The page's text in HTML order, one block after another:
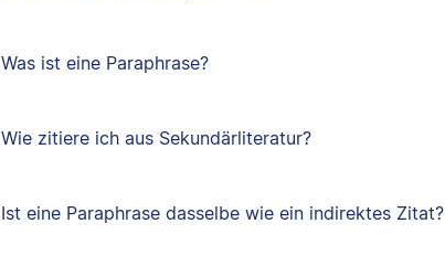
Was ist eine Paraphrase?
Wie zitiere ich aus Sekundärliteratur?
Ist eine Paraphrase dasselbe wie ein indirektes Zitat?